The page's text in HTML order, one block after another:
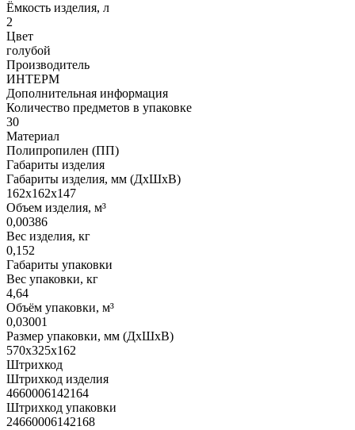
Ёмкость изделия, л
2
Цвет
голубой
Производитель
ИНТЕРМ
Дополнительная информация
Количество предметов в упаковке
30
Материал
Полипропилен (ПП)
Габариты изделия
Габариты изделия, мм (ДхШхВ)
162х162х147
Объем изделия, м³
0,00386
Вес изделия, кг
0,152
Габариты упаковки
Вес упаковки, кг
4,64
Объём упаковки, м³
0,03001
Размер упаковки, мм (ДхШхВ)
570х325х162
Штрихкод
Штрихкод изделия
4660006142164
Штрихкод упаковки
24660006142168